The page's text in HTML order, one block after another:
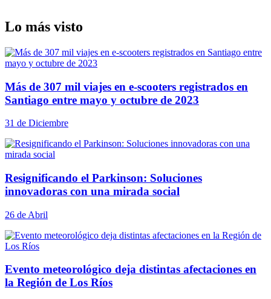
Lo más visto
Más de 307 mil viajes en e-scooters registrados en
Santiago entre mayo y octubre de 2023
31 de Diciembre
Resignificando el Parkinson: Soluciones
innovadoras con una mirada social
26 de Abril
Evento meteorológico deja distintas afectaciones en
la Región de Los Ríos